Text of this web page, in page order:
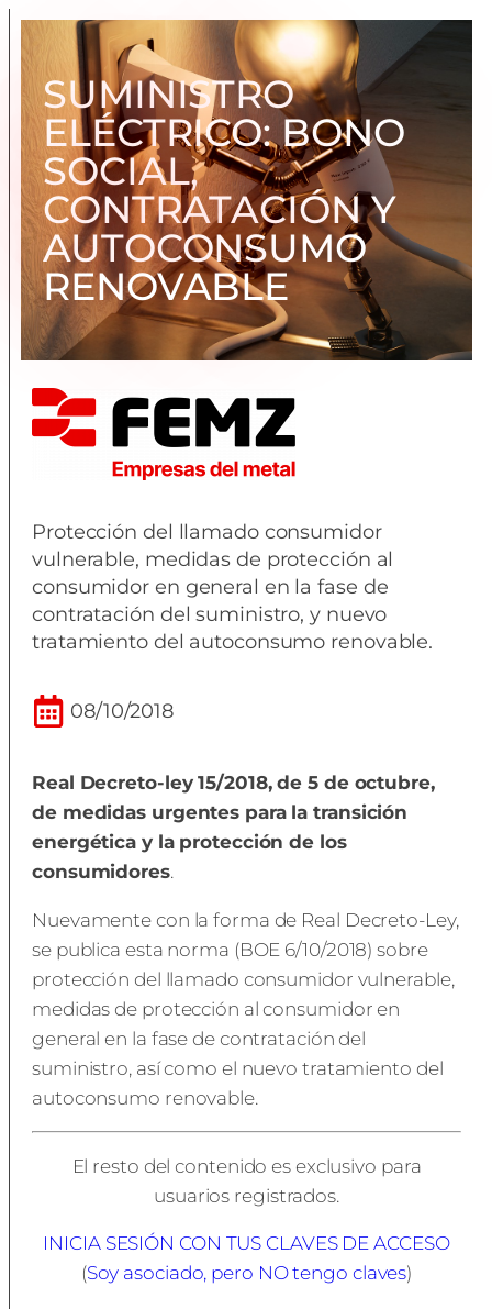
SUMINISTRO
ELÉCTRICO: BONO
SOCIAL,
CONTRATACIÓN Y
AUTOCONSUMO
RENOVABLE
Protección del llamado consumidor
vulnerable, medidas de protección al
consumidor en general en la fase de
contratación del suministro, y nuevo
tratamiento del autoconsumo renovable.
08/10/2018
Real Decreto-ley 15/2018, de 5 de octubre,
de medidas urgentes para la transición
energética y la protección de los
consumidores.
Nuevamente con la forma de Real Decreto-Ley,
se publica esta norma (BOE 6/10/2018) sobre
protección del llamado consumidor vulnerable,
medidas de protección al consumidor en
general en la fase de contratación del
suministro, así como el nuevo tratamiento del
autoconsumo renovable.
El resto del contenido es exclusivo para
usuarios registrados.
INICIA SESIÓN CON TUS CLAVES DE ACCESO
(Soy asociado, pero NO tengo claves)